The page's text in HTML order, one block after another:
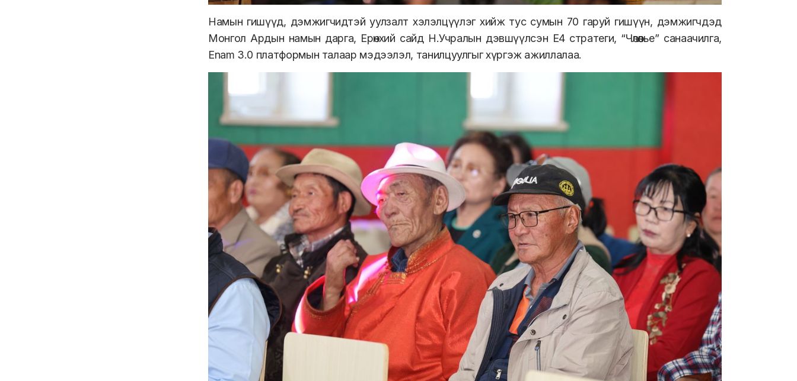
Намын гишүүд, дэмжигчидтэй уулзалт хэлэлцүүлэг хийж тус сумын 70 гаруй гишүүн, дэмжигчдэд
Монгол Ардын намын дарга, Ерөнхий сайд Н.Учралын дэвшүүлсэн Е4 стратеги, “Чөлөөлье” санаачилга,
Enam 3.0 платформын талаар мэдээлэл, танилцуулгыг хүргэж ажиллалаа.